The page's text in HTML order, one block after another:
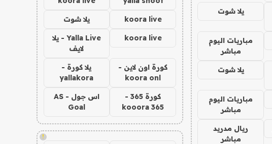
يلا شوت
مباريات اليوم
مباشر
يلا شوت
مباريات اليوم
مباشر
ريال مدريد
مباشر
koora live يلا شوت
koora live
Yalla Live - يلا
لايف
كورة اون لاين -
koora onl
يلا كورة -
yallakora
كورة 365 -
kooora 365
اس جول - AS
Goal
!